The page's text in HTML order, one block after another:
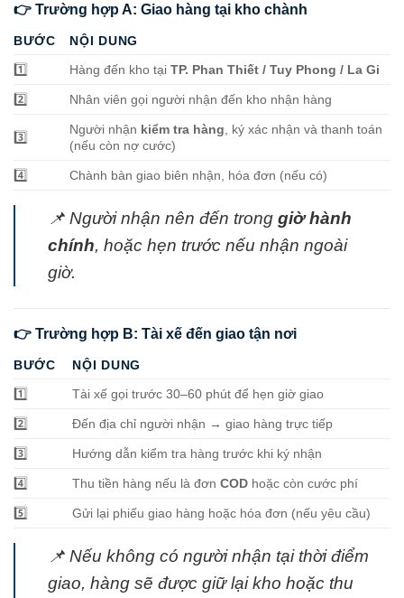
👉 Trường hợp A: Giao hàng tại kho chành
BƯỚC
NỘI DUNG
1️⃣
Hàng đến kho tạiTP. Phan Thiết / Tuy Phong / La Gi
2️⃣ Nhân viên gọi người nhận đến kho nhận hàng
3️⃣
Người nhận kiểm tra hàng , ký xác nhận và thanh toán
(nếu còn nợ cước)
4️⃣ Chành bàn giao biên nhận, hóa đơn (nếu có)
📌 Người nhận nên đến trong giờ hành
chính, hoặc hẹn trước nếu nhận ngoài
giờ.
👉 Trường hợp B: Tài xế đến giao tận nơi
BƯỚC
NỘI DUNG
1️⃣
Tài xế gọi trước 30–60 phút để hẹn giờ giao
2️⃣ Đến địa chỉ người nhận → giao hàng trực tiếp
3️⃣ Hướng dẫn kiểm tra hàng trước khi ký nhận
4️⃣ Thu tiền hàng nếu là đơnCOD hoặc còn cước phí
5️⃣ Gửi lại phiếu giao hàng hoặc hóa đơn (nếu yêu cầu)
📌 Nếu không có người nhận tại thời điểm
giao, hàng sẽ được giữ lại kho hoặc thu